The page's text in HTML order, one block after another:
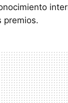
premios.